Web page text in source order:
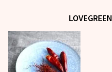
LOVEGREEN